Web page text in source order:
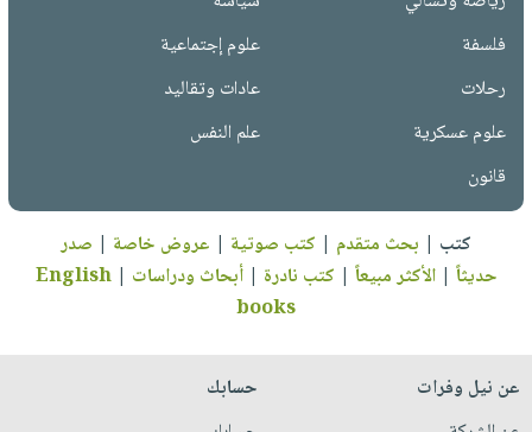
فلسفة
علوم إجتماعية
رحلات
عادات وتقاليد
علوم عسكرية
علم النفس
قانون
كتب | بحث متقدم | كتب صوتية | عروض خاصة | صدر
حديثاً |الأكثر مبيعاً | كتب نادرة |أبحاث ودراسات |
English
books
عن نيل وفرات
حسابك